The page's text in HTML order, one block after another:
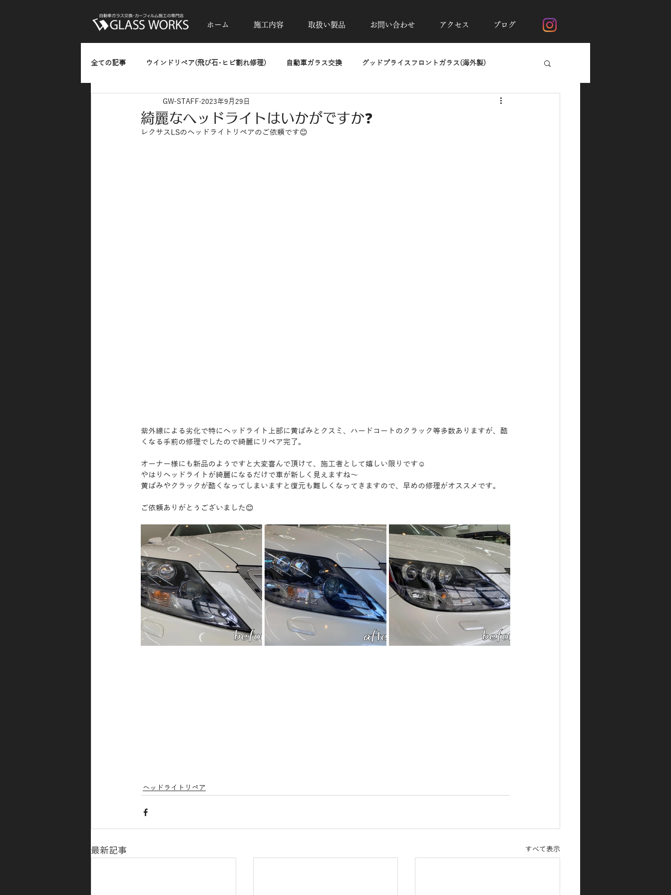
ホーム 施工内容 取扱い製品 お問い合わせ アクセス ブログ
全ての記事 ウインドリペア(飛び石･ヒビ割れ修理) 自動車ガラス交換 グッドプライスフロントガラス(海外製)
ガラスのひっかきキズ･油膜・水垢除去 高断熱フィルムシルフィード
綺麗なヘッドライトはいかがですか❓
GW-STAFF 2023年9月29日
レクサスLSのヘッドライトリペアのご依頼です😊
紫外線による劣化で特にヘッドライト上部に黄ばみとクスミ、ハードコートのクラック等多数ありますが、酷
くなる手前の修理でしたので綺麗にリペア完了。
オーナー様にも新品のようですと大変喜んで頂けて、施工者として嬉しい限りです☺️
やはりヘッドライトが綺麗になるだけで車が新しく見えますね〜
黄ばみやクラックが酷くなってしまいますと復元も難しくなってきますので、早めの修理がオススメです。
ご依頼ありがとうございました😊
ヘッドライトリペア
最新記事 すべて表示